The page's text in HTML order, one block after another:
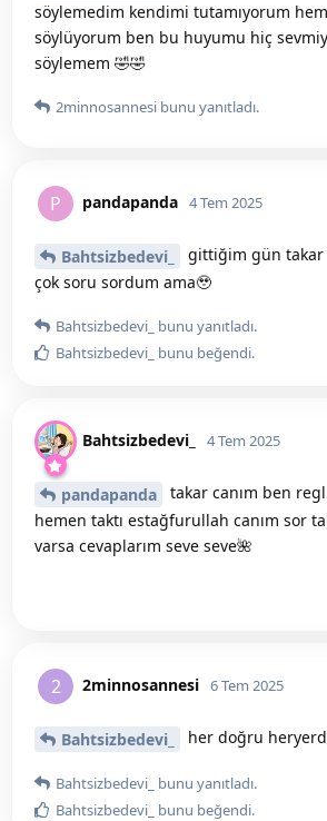
söylemedim kendimi tutamıyorum
söylüyorum ben bu huyumu hiç
söylemem 🤣🤣
2minnosannesi bunu yanıtladı.
P pandapanda 4 Tem 2025
Bahtsizbedevi_
gittiğim gün takar
çok soru sordum ama🥹
Bahtsizbedevi_ bunu yanıtladı.
Bahtsizbedevi_ bunu beğendi.
Bahtsizbedevi_ 4 Tem 2025
pandapanda
takar canım ben
hemen taktı estağfurullah canım sor
varsa cevaplarım seve seve🌺
2 2minnosannesi 6 Tem 2025
Bahtsizbedevi_ her doğru
Bahtsizbedevi_ bunu yanıtladı.
Bahtsizbedevi_ bunu beğendi.